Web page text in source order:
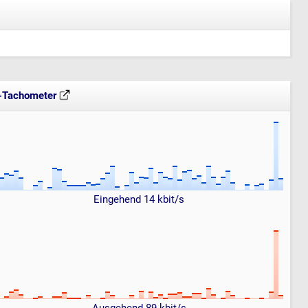
Eingehend 14 kbit/s